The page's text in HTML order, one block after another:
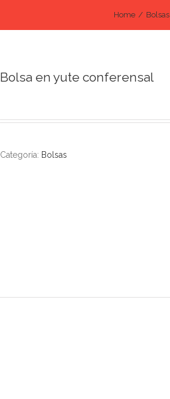
Home / Bolsas
Bolsa en yute conferensal
Categoría: Bolsas